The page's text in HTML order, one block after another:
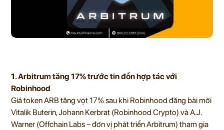
1. Arbitrum tăng 17% trước tin đồn hợp tác với
Robinhood
Giá token ARB tăng vọt 17% sau khi Robinhood đăng bài mời
Vitalik Buterin, Johann Kerbrat (Robinhood Crypto) và A.J.
Warner (Offchain Labs – đơn vị phát triển Arbitrum) tham gia